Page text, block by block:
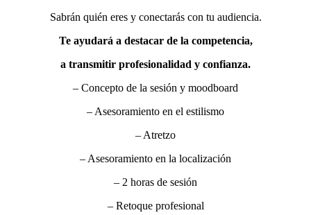
Sabrán quién eres y conectarás con tu audiencia.
Te ayudará a destacar de la competencia,
a transmitir profesionalidad y confianza.
– Concepto de la sesión y moodboard
– Asesoramiento en el estilismo
– Atretzo
– Asesoramiento en la localización
– 2 horas de sesión
– Retoque profesional